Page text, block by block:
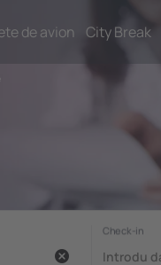
de avion City Break